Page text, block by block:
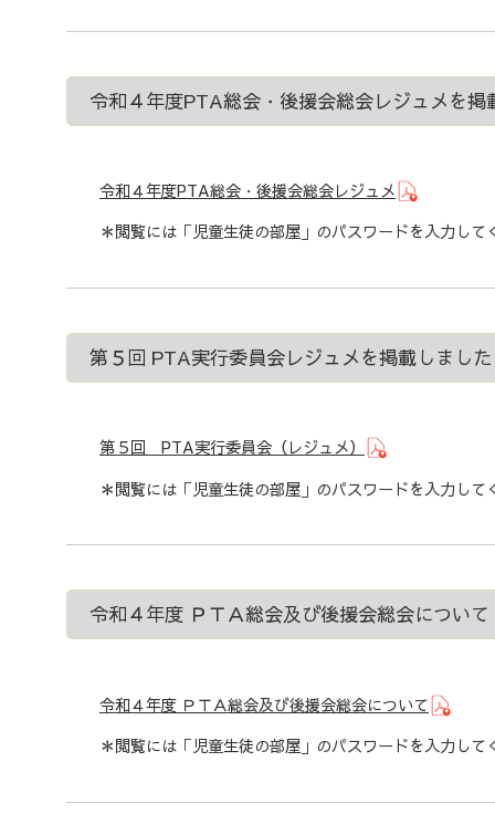
令和４年度PTA総会・後援会総会レジュメを掲
令和４年度PTA総会・後援会総会レジュメ
＊閲覧には「児童生徒の部屋」のパスワードを入力して
第５回 PTA実行委員会レジュメを掲載しました
第５回 PTA実行委員会（レジュメ）
＊閲覧には「児童生徒の部屋」のパスワードを入力して
令和４年度 ＰＴＡ総会及び後援会総会について
令和４年度 ＰＴＡ総会及び後援会総会について
＊閲覧には「児童生徒の部屋」のパスワードを入力して